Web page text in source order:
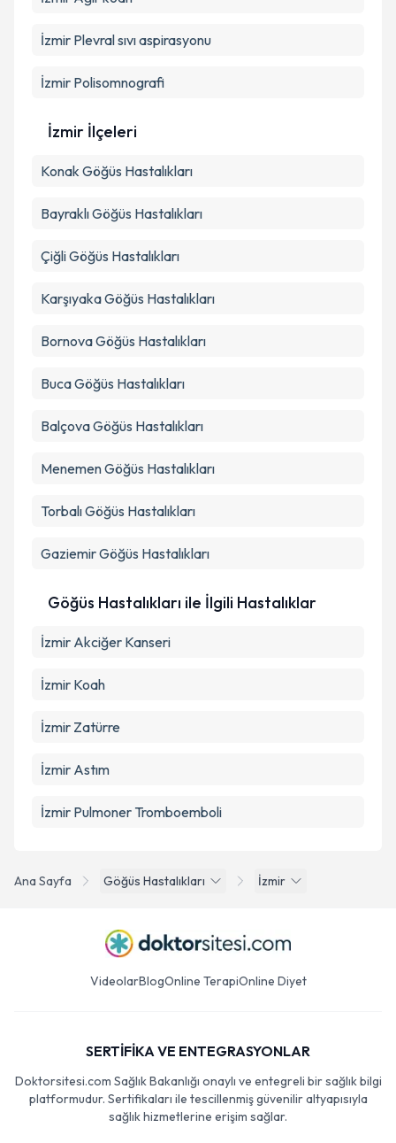
Ana Sayfa Göğüs Hastalıkları İzmir
İzmir Plevral sıvı aspirasyonu
İzmir Polisomnografi
İzmir İlçeleri
Konak Göğüs Hastalıkları
BayraklıGöğüs Hastalıkları
ÇiğliGöğüs Hastalıkları
KarşıyakaGöğüs Hastalıkları
BornovaGöğüs Hastalıkları
BucaGöğüs Hastalıkları
BalçovaGöğüs Hastalıkları
MenemenGöğüs Hastalıkları
TorbalıGöğüs Hastalıkları
GaziemirGöğüs Hastalıkları
Göğüs Hastalıkları ile İlgili Hastalıklar
İzmir Akciğer Kanseri
İzmir Koah
İzmir Zatürre
İzmir Astım
İzmir Pulmoner Tromboemboli
VideolarBlogOnline TerapiOnline Diyet
SERTİFİKA VE ENTEGRASYONLAR
Doktorsitesi.com Sağlık Bakanlığı onaylı ve entegreli bir sağlık bilgi
platformudur. Sertifikaları ile tescillenmiş güvenilir altyapısıyla
sağlık hizmetlerine erişim sağlar.